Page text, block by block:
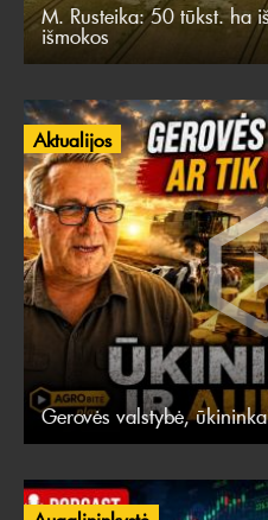
M. Rusteika: 50 tūkst. ha
išmokos
Aktualijos
Gerovės valstybė,